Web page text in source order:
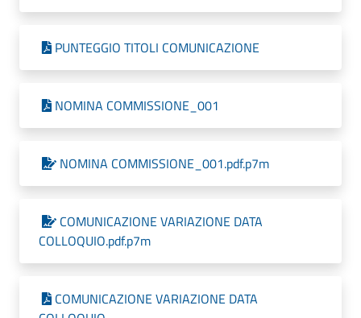
PUNTEGGIO TITOLI COMUNICAZIONE
NOMINA COMMISSIONE_001
NOMINA COMMISSIONE_001.pdf.p7m
COMUNICAZIONE VARIAZIONE DATA
COLLOQUIO.pdf.p7m
COMUNICAZIONE VARIAZIONE DATA